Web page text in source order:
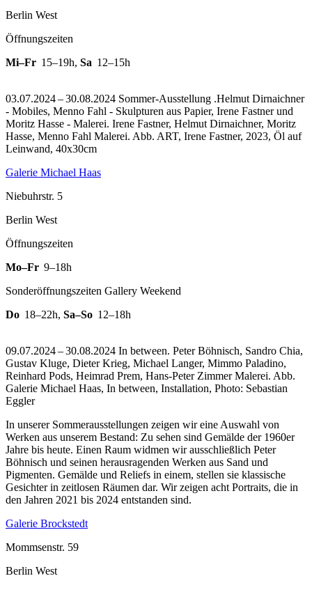
Berlin West
Öffnungszeiten
Mi–Fr 15–19h, Sa 12–15h
03.07.2024 – 30.08.2024 Sommer-Ausstellung .Helmut Dirnaichner
- Mobiles, Menno Fahl - Skulpturen aus Papier, Irene Fastner und
Moritz Hasse - Malerei. Irene Fastner, Helmut Dirnaichner, Moritz
Hasse, Menno Fahl Malerei. Abb. ART, Irene Fastner, 2023, Öl auf
Leinwand, 40x30cm
Galerie Michael Haas
Niebuhrstr. 5
Berlin West
Öffnungszeiten
Mo–Fr 9–18h
Sonderöffnungszeiten Gallery Weekend
Do 18–22h, Sa–So 12–18h
09.07.2024 – 30.08.2024 In between. Peter Böhnisch, Sandro Chia,
Gustav Kluge, Dieter Krieg, Michael Langer, Mimmo Paladino,
Reinhard Pods, Heimrad Prem, Hans-Peter Zimmer Malerei. Abb.
Galerie Michael Haas, In between, Installation, Photo: Sebastian
Eggler
In unserer Sommerausstellungen zeigen wir eine Auswahl von
Werken aus unserem Bestand: Zu sehen sind Gemälde der 1960er
Jahre bis heute. Einen Raum widmen wir ausschließlich Peter
Böhnisch und seinen herausragenden Werken aus Sand und
Pigmenten. Gemälde und Reliefs in einem, stellen sie klassische
Gesichter in zeitlosen Räumen dar. Wir zeigen acht Portraits, die in
den Jahren 2021 bis 2024 entstanden sind.
Galerie Brockstedt
Mommsenstr. 59
Berlin West